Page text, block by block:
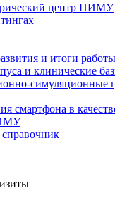
центр ПИМУ
и итоги работы
и клинические
симуляционные
смартфона в